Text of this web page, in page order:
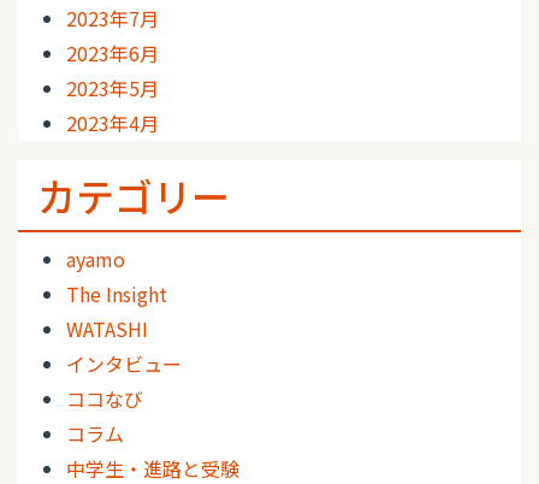
2023年7月
2023年6月
2023年5月
2023年4月
カテゴリー
ayamo
The Insight
WATASHI
インタビュー
ココなび
コラム
中学生・進路と受験